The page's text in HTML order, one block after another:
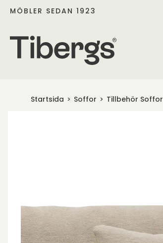
MÖBLER SEDAN 1923
Startsida Soffor Tillbehör Soffor